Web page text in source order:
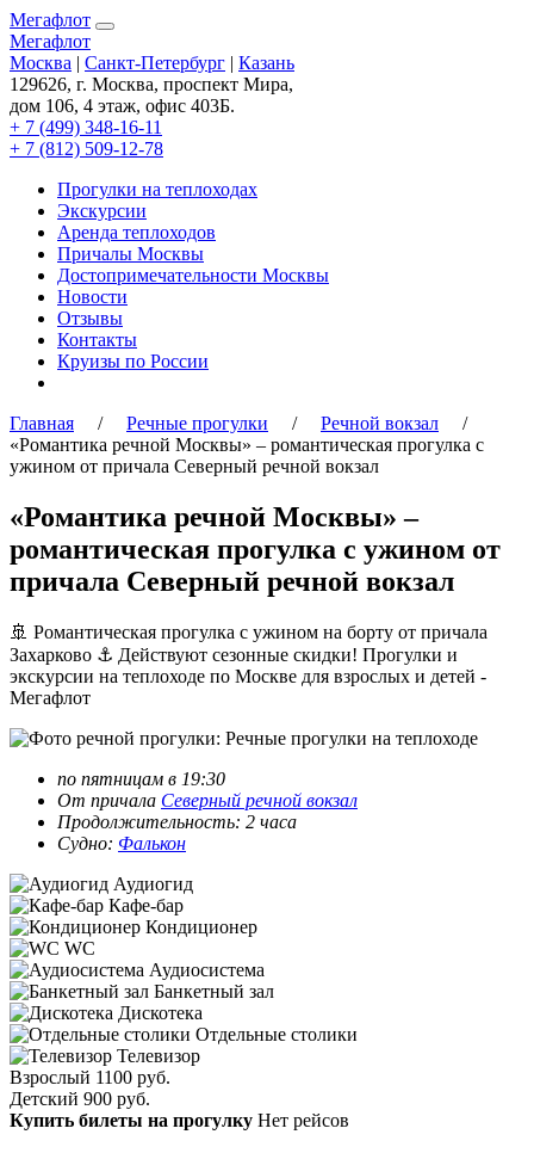
Мегафлот
Мегафлот
Москва | Санкт-Петербург | Казань
129626, г. Москва, проспект Мира,
дом 106, 4 этаж, офис 403Б.
+ 7 (499) 348-16-11
+ 7 (812) 509-12-78
Прогулки на теплоходах
Экскурсии
Аренда теплоходов
Причалы Москвы
Достопримечательности Москвы
Новости
Отзывы
Контакты
Круизы по России
Главная / Речные прогулки / Речной вокзал /
«Романтика речной Москвы» – романтическая прогулка с
ужином от причала Северный речной вокзал
«Романтика речной Москвы» –
романтическая прогулка с ужином от
причала Северный речной вокзал
🚢 Романтическая прогулка с ужином на борту от причала
Захарково ⚓ Действуют сезонные скидки! Прогулки и
экскурсии на теплоходе по Москве для взрослых и детей -
Мегафлот
по пятницам в 19:30
От причала Северный речной вокзал
Продолжительность: 2 часа
Судно: Фалькон
Аудиогид
Кафе-бар
Кондиционер
WC
Аудиосистема
Банкетный зал
Дискотека
Отдельные столики
Телевизор
Взрослый 1100 руб.
Детский 900 руб.
Купить билеты на прогулку Нет рейсов